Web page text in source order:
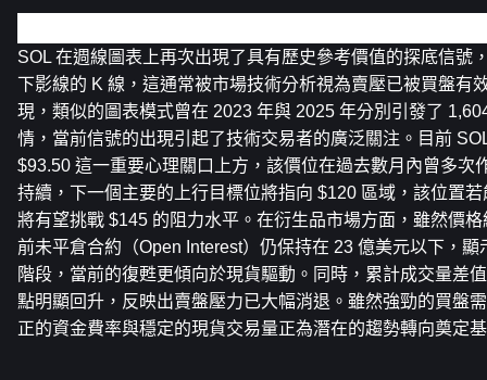
SOL 在週線圖表上再次出現了具有歷史參考價值的探底信號
下影線的 K 線，這通常被市場技術分析視為賣壓已被買盤有
現，類似的圖表模式曾在 2023 年與 2025 年分別引發了
情，當前信號的出現引起了技術交易者的廣泛關注。目前
$93.50 這一重要心理關口上方，該價位在過去數月內曾多次
持續，下一個主要的上行目標位將指向 $120 區域，該位置
將有望挑戰 $145 的阻力水平。在衍生品市場方面，雖然價
前未平倉合約（Open Interest）仍保持在 23 億美元以下，
階段，當前的復甦更傾向於現貨驅動。同時，累計成交量差
點明顯回升，反映出賣盤壓力已大幅消退。雖然強勁的買盤
正的資金費率與穩定的現貨交易量正為潛在的趨勢轉向奠定